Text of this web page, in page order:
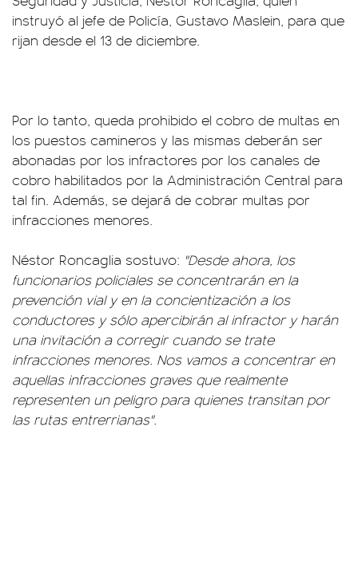
instruyó al jefe de Policía, Gustavo Maslein, para que
rijan desde el 13 de diciembre.
Por lo tanto, queda prohibido el cobro de multas en
los puestos camineros y las mismas deberán ser
abonadas por los infractores por los canales de
cobro habilitados por la Administración Central para
tal fin. Además, se dejará de cobrar multas por
infracciones menores.
Néstor Roncaglia sostuvo: "Desde ahora, los
funcionarios policiales se concentrarán en la
prevención vial y en la concientización a los
conductores y sólo apercibirán al infractor y harán
una invitación a corregir cuando se trate
infracciones menores. Nos vamos a concentrar en
aquellas infracciones graves que realmente
representen un peligro para quienes transitan por
las rutas entrerrianas".